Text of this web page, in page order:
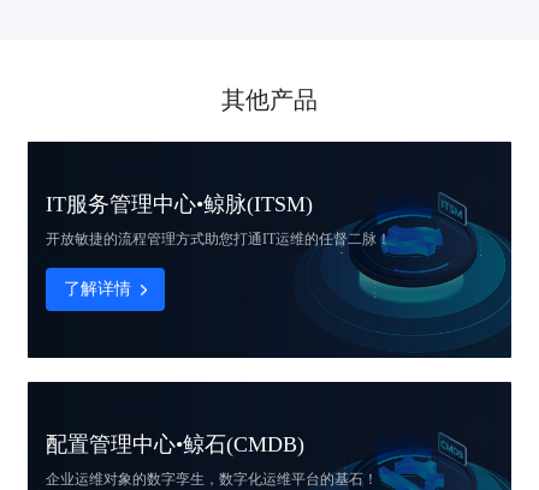
其他产品
IT服务管理中心•鲸脉(ITSM)
开放敏捷的流程管理方式助您打通IT运维的任督二脉！
了解详情
配置管理中心•鲸石(CMDB)
企业运维对象的数字孪生，数字化运维平台的基石！